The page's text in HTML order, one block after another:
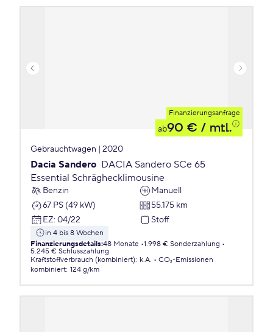
Finanzierungsanfrage
ab90 € / mtl.
Gebrauchtwagen | 2020
Dacia Sandero DACIA Sandero SCe 65
Essential Schräghecklimousine
Benzin
Manuell
67 PS (49 kW)
55.175 km
EZ: 04/22 Stoff
in 4 bis 8 Wochen
Finanzierungsdetails:48 Monate 1.998 € Sonderzahlung
5.245 € Schlusszahlung
Kraftstoffverbrauch (kombiniert): k.A.
CO₂-Emissionen
kombiniert: 124 g/km